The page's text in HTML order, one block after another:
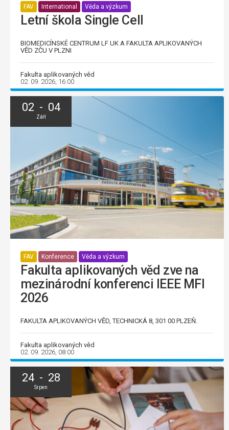
FAV International Věda a výzkum
Letní škola Single Cell
BIOMEDICÍNSKÉ CENTRUM LF UK A FAKULTA APLIKOVANÝCH
VĚD ZČU V PLZNI
Fakulta aplikovaných věd
02. 09. 2026, 16:00
02 - 04
Září
FAV Konference Věda a výzkum
Fakulta aplikovaných věd zve na
mezinárodní konferenci IEEE MFI
2026
FAKULTA APLIKOVANÝCH VĚD, TECHNICKÁ 8, 301 00 PLZEŇ.
Fakulta aplikovaných věd
02. 09. 2026, 08:00
24 - 28
Srpen